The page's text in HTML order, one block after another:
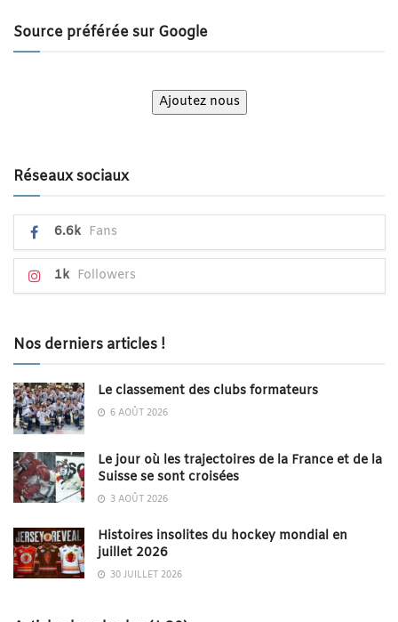
Source préférée sur Google
Ajoutez nous
Réseaux sociaux
6.6k Fans
1k Followers
Nos derniers articles !
Le classement des clubs formateurs
6 AOÛT 2026
Le jour où les trajectoires de la France et de la
Suisse se sont croisées
3 AOÛT 2026
Histoires insolites du hockey mondial en
juillet 2026
30 JUILLET 2026